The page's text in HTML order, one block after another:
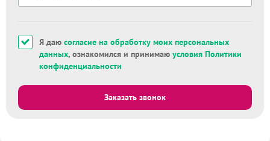
Я даю согласие на обработку моих персональных
данных, ознакомился и принимаю условия Политики
конфиденциальности
Заказать звонок